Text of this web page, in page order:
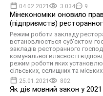
04.02.2021 3 034 9
Мінекономіки оновило
(підприємств)
Режим роботи закладу
встановлюється суб'єктом
закладів ресторанного
комунальної власності
режим роботи яких
сільських, селищних та
25.01.2021 802
Як діє мовний закон у